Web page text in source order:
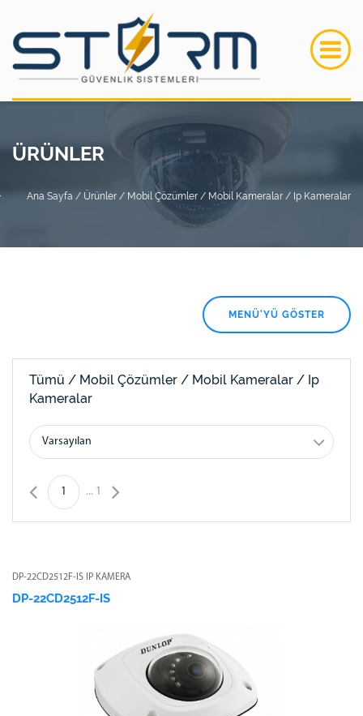
ÜRÜNLER
Ana Sayfa / Ürünler / Mobil Çözümler / Mobil Kameralar / Ip Kameralar
MENÜ'YÜ GÖSTER
Tümü / Mobil Çözümler / Mobil Kameralar / Ip
Kameralar
Varsayılan
1 ... 1
DP-22CD2512F-IS IP KAMERA
DP-22CD2512F-IS